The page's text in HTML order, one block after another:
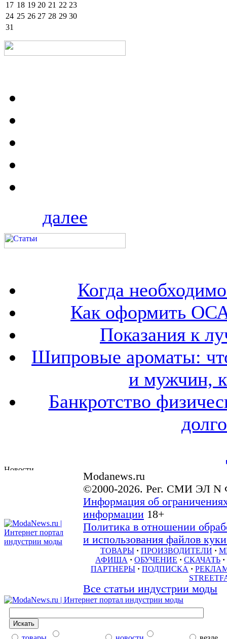
17 18 19 20 21 22 23
24 25 26 27 28 29 30
31
далее
Когда
Как оформить
Показания к
Шипровые ароматы:
и мужчин,
Банкротство
Modanews.ru
©2000-2026. Рег. СМИ ЭЛ N
Информация об
информации 18+
Политика в отношении
и использования файлов
ТОВАРЫ · ПРОИЗВОДИТЕЛИ ·
АФИША · ОБУЧЕНИЕ · СКАЧАТЬ ·
ПАРТНЕРЫ · ПОДПИСКА ·
Все статьи индустрии моды